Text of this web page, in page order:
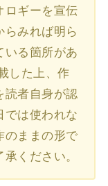
ロギーを宣伝
みれば明ら
いる箇所があ
した上、作
読者自身が認
では使われな
のままの形で
ください。